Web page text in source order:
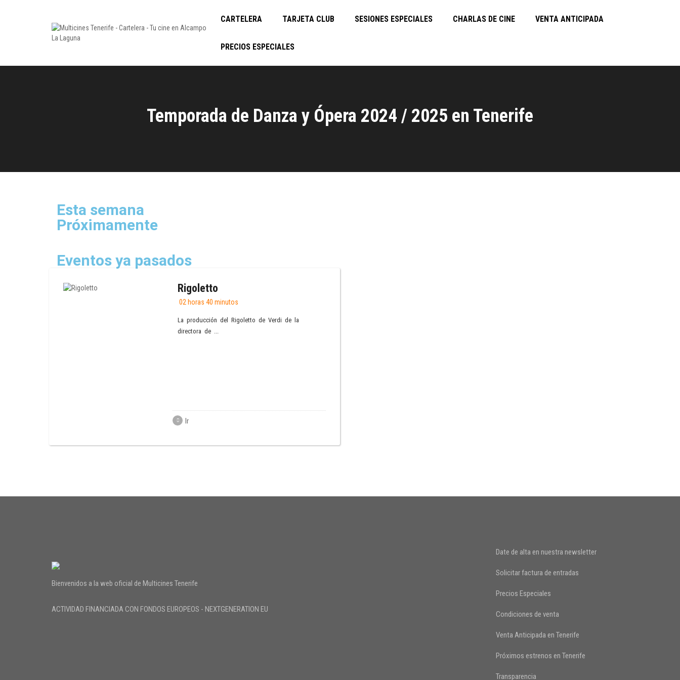
CARTELERA TARJETA CLUB SESIONES ESPECIALES CHARLAS DE CINE VENTA ANTICIPADA
PRECIOS ESPECIALES
Temporada de Danza y Ópera 2024 / 2025 en Tenerife
Esta semana
Próximamente
Eventos ya pasados
Rigoletto
02 horas 40 minutos
La producción del Rigoletto de Verdi de la
directora de ...
Ir
Bienvenidos a la web oficial de Multicines Tenerife
ACTIVIDAD FINANCIADA CON FONDOS EUROPEOS - NEXTGENERATION EU
Date de alta en nuestra newsletter
Solicitar factura de entradas
Precios Especiales
Condiciones de venta
Venta Anticipada en Tenerife
Próximos estrenos en Tenerife
Transparencia